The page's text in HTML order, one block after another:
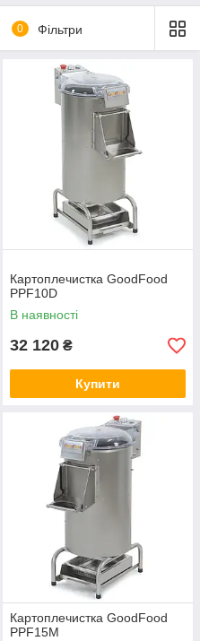
0 Фільтри
Картоплечистка GoodFood
PPF10D
В наявності
32 120 ₴
Купити
Картоплечистка GoodFood
PPF15M